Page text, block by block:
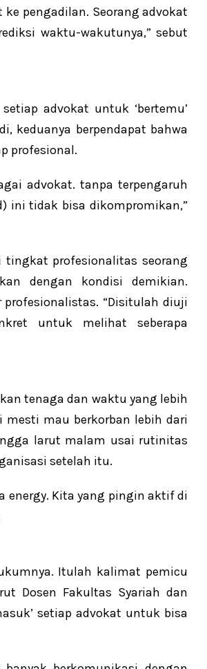
pengadilan. Seorang advokat
waktu-wakutunya,” sebut
advokat untuk ‘bertemu’
keduanya berpendapat bahwa
profesional.
advokat. tanpa terpengaruh
ini tidak bisa dikompromikan,”
tingkat profesionalitas seorang
dengan kondisi demikian.
“Disitulah diuji
untuk melihat seberapa
tenaga dan waktu yang lebih
mau berkorban lebih dari
larut malam usai rutinitas
setelah itu.
energy. Kita yang pingin aktif di
Itulah kalimat pemicu
Dosen Fakultas Syariah dan
setiap advokat untuk bisa